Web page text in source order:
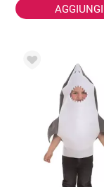
AGGIUNGI